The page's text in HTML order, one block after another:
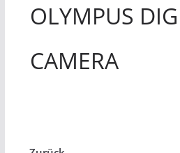
OLYMPUS
CAMERA